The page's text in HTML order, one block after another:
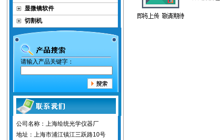
显微镜软件
切割机
请输入产品关键字：
公司名称：上海绘统光学仪器厂
地址：上海市浦江镇江三跃路10号